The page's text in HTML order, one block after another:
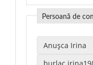
Persoană de